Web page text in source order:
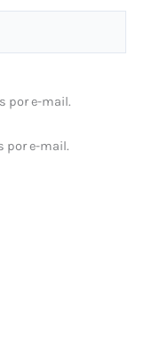
por e-mail.
por e-mail.